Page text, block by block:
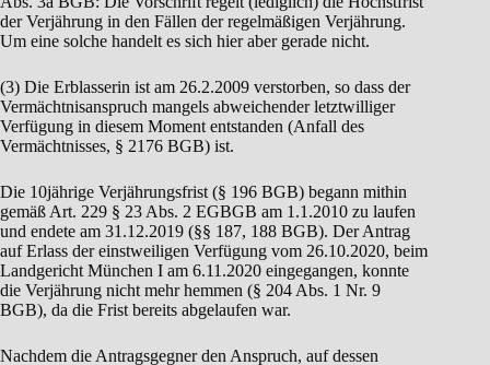
der Verjährung in den Fällen der regelmäßigen Verjährung.
Um eine solche handelt es sich hier aber gerade nicht.
(3) Die Erblasserin ist am 26.2.2009 verstorben, so dass der
Vermächtnisanspruch mangels abweichender letztwilliger
Verfügung in diesem Moment entstanden (Anfall des
Vermächtnisses, § 2176 BGB) ist.
Die 10jährige Verjährungsfrist (§ 196 BGB) begann mithin
gemäß Art. 229 § 23 Abs. 2 EGBGB am 1.1.2010 zu laufen
und endete am 31.12.2019 (§§ 187, 188 BGB). Der Antrag
auf Erlass der einstweiligen Verfügung vom 26.10.2020, beim
Landgericht München I am 6.11.2020 eingegangen, konnte
die Verjährung nicht mehr hemmen (§ 204 Abs. 1 Nr. 9
BGB), da die Frist bereits abgelaufen war.
Nachdem die Antragsgegner den Anspruch, auf dessen